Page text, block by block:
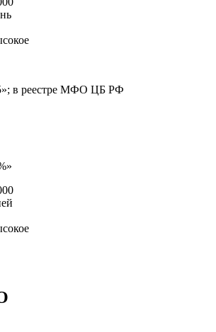
в реестре МФО ЦБ РФ